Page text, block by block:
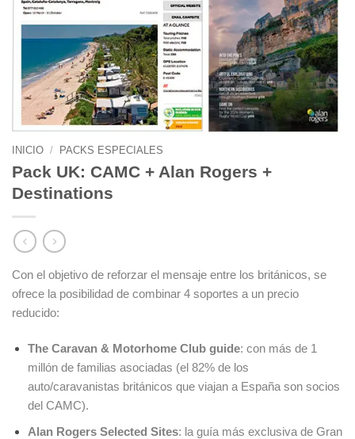
INICIO / PACKS ESPECIALES
Pack UK: CAMC + Alan Rogers +
Destinations
Con el objetivo de reforzar el mensaje entre los británicos, se
ofrece la posibilidad de combinar 4 soportes a un precio
reducido:
The Caravan & Motorhome Club guide: con más de 1
millón de familias asociadas (el 82% de los
auto/caravanistas británicos que viajan a España son socios
del CAMC).
Alan Rogers Selected Sites: la guía más exclusiva de Gran